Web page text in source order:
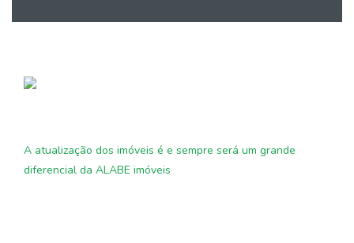
A atualização dos imóveis é e sempre será um grande
diferencial da ALABE imóveis